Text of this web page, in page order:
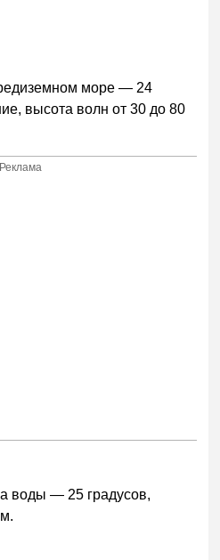
море — 24
высота волн от 30 до 80
Реклама
воды — 25 градусов,